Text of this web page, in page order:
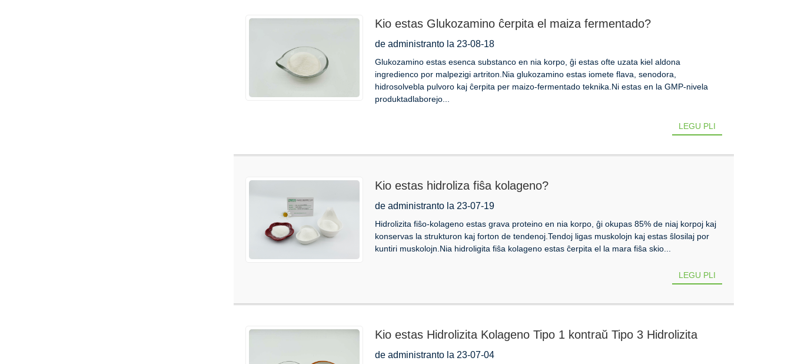
Kio estas Glukozamino ĉerpita el maiza fermentado?
de administranto la 23-08-18
Glukozamino estas esenca substanco en nia korpo, ĝi estas ofte uzata kiel aldona
ingredienco por malpezigi artriton.Nia glukozamino estas iomete flava, senodora,
hidrosolvebla pulvoro kaj ĉerpita per maizo-fermentado teknika.Ni estas en la GMP-nivela
produktadlaborejo...
LEGU PLI
Kio estas hidroliza fiŝa kolageno?
de administranto la 23-07-19
Hidrolizita fiŝo-kolageno estas grava proteino en nia korpo, ĝi okupas 85% de niaj korpoj kaj
konservas la strukturon kaj forton de tendenoj.Tendoj ligas muskolojn kaj estas ŝlosilaj por
kuntiri muskolojn.Nia hidroligita fiŝa kolageno estas ĉerpita el la mara fiŝa skio...
LEGU PLI
Kio estas Hidrolizita Kolageno Tipo 1 kontraŭ Tipo 3 Hidrolizita
Kolageno?
de administranto la 23-07-04